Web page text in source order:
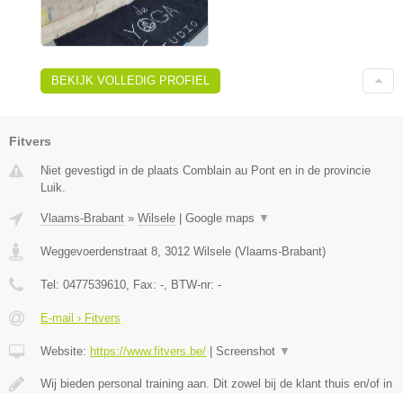
BEKIJK VOLLEDIG PROFIEL
Fitvers
Niet gevestigd in de plaats Comblain au Pont en in de provincie
Luik.
Vlaams-Brabant » Wilsele Google maps ▼
Weggevoerdenstraat 8, 3012 Wilsele (Vlaams-Brabant)
Tel: 0477539610, Fax: -, BTW-nr: -
E-mail › Fitvers
Website: https://www.fitvers.be/ Screenshot ▼
Wij bieden personal training aan. Dit zowel bij de klant thuis en/of in